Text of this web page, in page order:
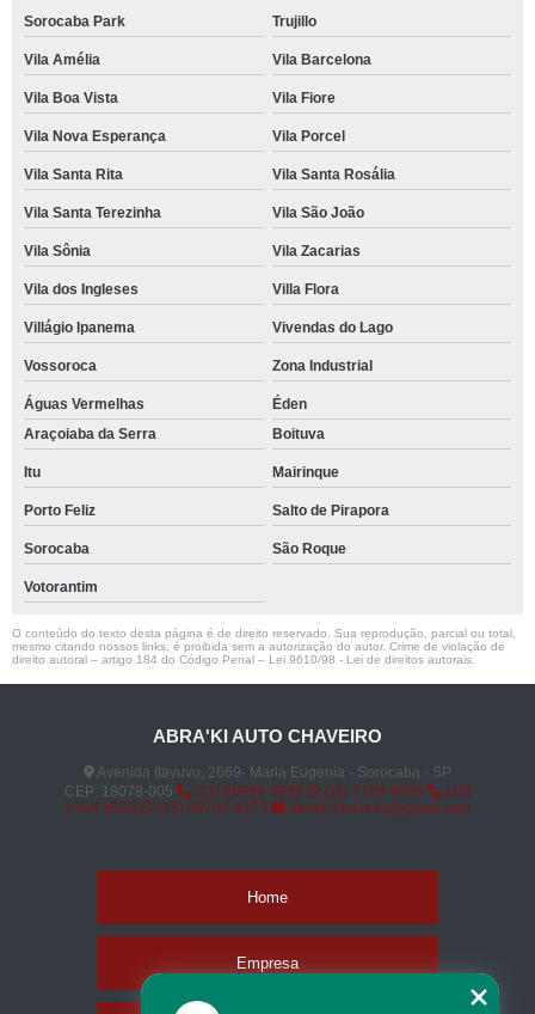
Sorocaba Park Trujillo
Vila Amélia Vila Barcelona
Vila Boa Vista Vila Fiore
Vila Nova Esperança Vila Porcel
Vila Santa Rita Vila Santa Rosália
Vila Santa Terezinha Vila São João
Vila Sônia Vila Zacarias
Vila dos Ingleses Villa Flora
Villágio Ipanema Vivendas do Lago
Vossoroca Zona Industrial
Águas Vermelhas
Éden
Araçoiaba da Serra
Boituva
Itu Mairinque
Porto Feliz Salto de Pirapora
Sorocaba São Roque
Votorantim
O conteúdo do texto desta página é de direito reservado. Sua reprodução, parcial ou total,
mesmo citando nossos links, é proibida sem a autorização do autor. Crime de violação de
direito autoral – artigo 184 do Código Penal – Lei 9610/98 - Lei de direitos autorais
ABRA'KI AUTO CHAVEIRO
Avenida Itavuvu, 2669- Maria Eugenia - Sorocaba - SP
CEP: 18078-005
(11) 99999-9999 (11) 7788-8888
(15)
2104-8520
(15) 99796-9373 abraki.chaveiro@gmail.com
Home
Empresa